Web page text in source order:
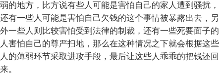
弱的地方，比方说有些人可能是害怕自己的家人遭到骚扰，
还有一些人可能是害怕自己欠钱的这个事情被暴露出去，另
外一些人则比较害怕受到法律的制裁，还有一些死要面子的
人害怕自己的尊严扫地，那么在这种情况之下就会根据这些
人的薄弱环节采取进攻手段，最后让这些人乖乖的把钱还回
来。